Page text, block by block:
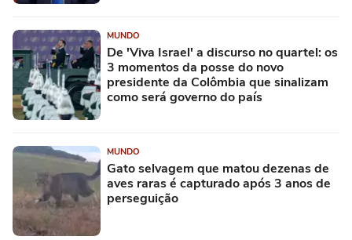
MUNDO
De 'Viva Israel' a discurso no quartel: os
3 momentos da posse do novo
presidente da Colômbia que sinalizam
como será governo do país
MUNDO
Gato selvagem que matou dezenas de
aves raras é capturado após 3 anos de
perseguição